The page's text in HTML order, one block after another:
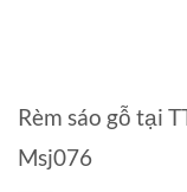
Rèm sáo gỗ tại
Msj076